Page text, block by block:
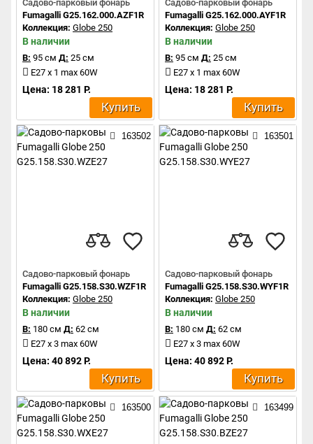
Садово-парковый фонарь
Fumagalli G25.162.000.AZF1R
Коллекция: Globe 250
В наличии
В: 95 см Д: 25 см
E27 x 1 max 60W
Цена: 18 281 Р.
Купить
Садово-парковый фонарь
Fumagalli G25.162.000.AYF1R
Коллекция: Globe 250
В наличии
В: 95 см Д: 25 см
E27 x 1 max 60W
Цена: 18 281 Р.
Купить
163502
Садово-парковый фонарь
Fumagalli G25.158.S30.WZF1R
Коллекция: Globe 250
В наличии
В: 180 см Д: 62 см
E27 x 3 max 60W
Цена: 40 892 Р.
Купить
163501
Садово-парковый фонарь
Fumagalli G25.158.S30.WYF1R
Коллекция: Globe 250
В наличии
В: 180 см Д: 62 см
E27 x 3 max 60W
Цена: 40 892 Р.
Купить
163500 163499